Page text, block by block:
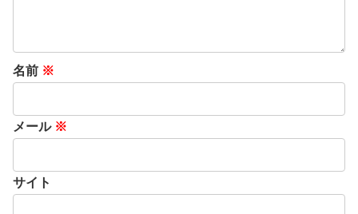
名前 ※
メール ※
サイト